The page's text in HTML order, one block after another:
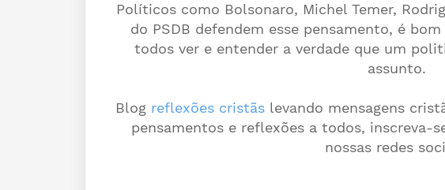
Políticos como Bolsonaro, Michel Temer,
do PSDB defendem esse pensamento, é
todos ver e entender a verdade que um
assunto.
Blog reflexões cristãslevando mensagens
pensamentos e reflexões a todos, inscreva-
nossas redes